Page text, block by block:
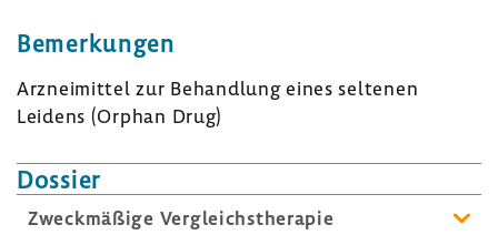
Bemer­kungen
Arznei­mittel zur Behand­lung eines seltenen
Leidens (Orphan Drug)
Dossier
Zweck­mä­ßige Vergleichs­the­rapie